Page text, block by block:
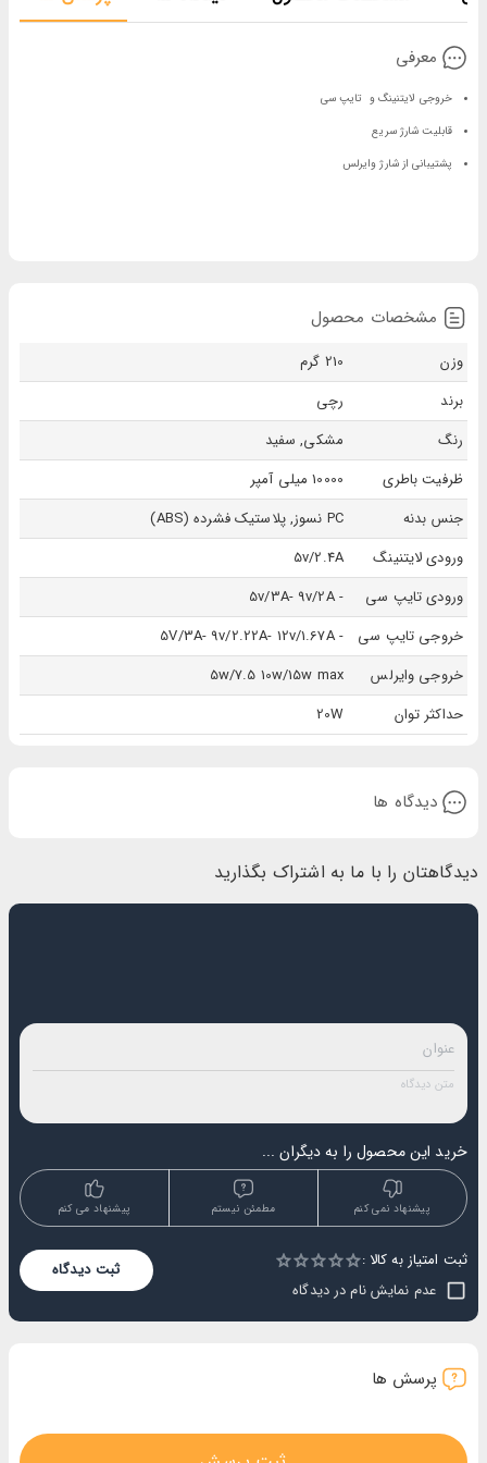
معرفی
خروجی لایتنینگ و تایپ سی
قابلیت شارژ سریع
پشتیبانی از شارژ وایرلس
مشخصات محصول
وزن
210 گرم
برند
رچی
رنگ
مشکی, سفید
ظرفیت باطری
10000 میلی آمپر
جنس بدنه
PC نسوز, پلاستیک فشرده (ABS)
ورودی لایتنینگ
5v/2.4A
ورودی تایپ سی
- 5v/3A- 9v/2A
خروجی تایپ سی
- 5V/3A- 9v/2.22A- 12v/1.67A
خروجی وایرلس
5w/7.5 10w/15w max
حداکثر توان
20W
دیدگاه ها
دیدگاهتان را با ما به اشتراک بگذارید
خرید این محصول را به دیگران ...
پیشنهاد می کنم مطمئن نیستم پیشنهاد نمی کنم
ثبت امتیاز به کالا :
1 Star
2 Stars
3 Stars
4 Stars
5 Stars
Empty
عدم نمایش نام در دیدگاه
ثبت دیدگاه
پرسش ها